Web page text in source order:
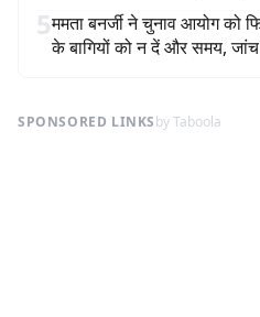
5ममता बनर्जी ने चुनाव आयोग को
के बागियों को न दें और समय,
SPONSORED LINKSby Taboola